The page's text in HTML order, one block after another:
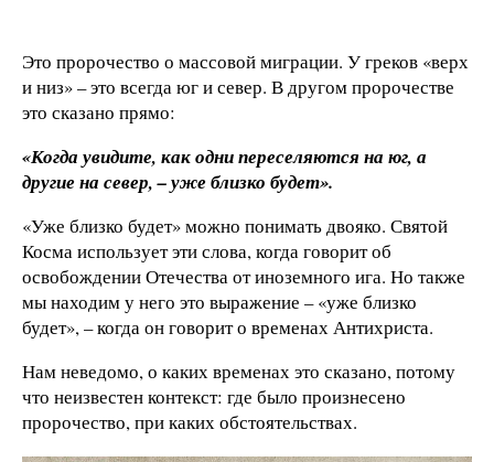
Это пророчество о массовой миграции. У греков «верх
и низ» – это всегда юг и север. В другом пророчестве
это сказано прямо:
«Когда увидите, как одни переселяются на юг, а
другие на север, – уже близко будет».
«Уже близко будет» можно понимать двояко. Святой
Косма использует эти слова, когда говорит об
освобождении Отечества от иноземного ига. Но также
мы находим у него это выражение – «уже близко
будет», – когда он говорит о временах Антихриста.
Нам неведомо, о каких временах это сказано, потому
что неизвестен контекст: где было произнесено
пророчество, при каких обстоятельствах.